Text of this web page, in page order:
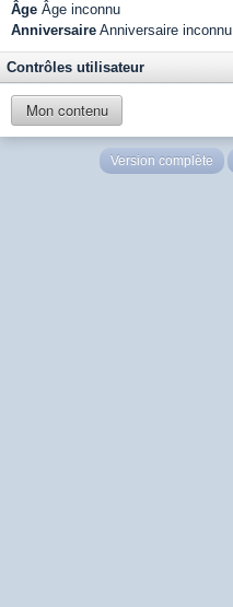
Âge Âge inconnu
Anniversaire Anniversaire inconnu
Contrôles utilisateur
Mon contenu
Version complète